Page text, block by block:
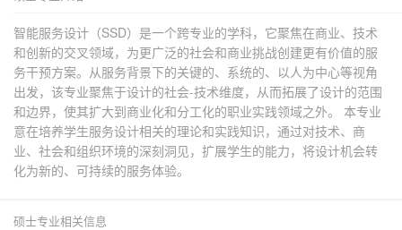
智能服务设计（SSD）是一个跨专业的学科，它聚焦在商业、技术
和创新的交叉领域，为更广泛的社会和商业挑战创建更有价值的服
务干预方案。从服务背景下的关键的、系统的、以人为中心等视角
出发，该专业聚焦于设计的社会-技术维度，从而拓展了设计的范围
和边界，使其扩大到商业化和分工化的职业实践领域之外。 本专业
意在培养学生服务设计相关的理论和实践知识，通过对技术、商
业、社会和组织环境的深刻洞见，扩展学生的能力，将设计机会转
化为新的、可持续的服务体验。
硕士专业相关信息